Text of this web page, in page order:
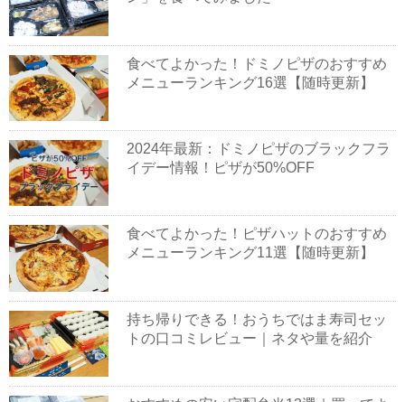
食べてよかった！ドミノピザのおすすめ
メニューランキング16選【随時更新】
2024年最新：ドミノピザのブラックフラ
イデー情報！ピザが50%OFF
食べてよかった！ピザハットのおすすめ
メニューランキング11選【随時更新】
持ち帰りできる！おうちではま寿司セッ
トの口コミレビュー｜ネタや量を紹介